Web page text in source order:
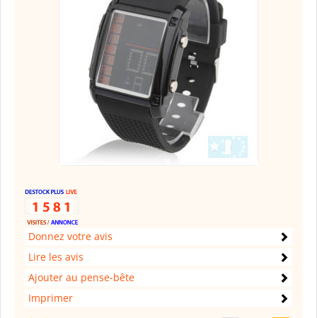
Donnez votre avis
Lire les avis
Ajouter au pense-bête
Imprimer